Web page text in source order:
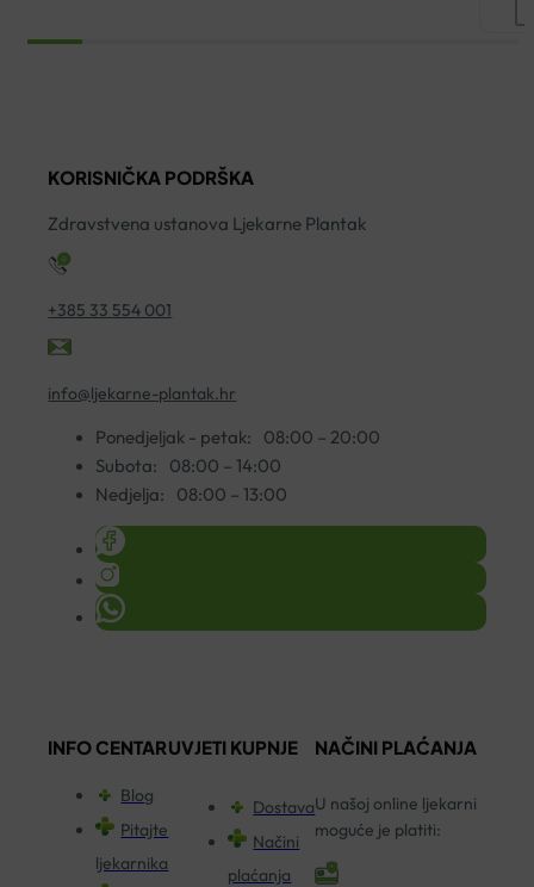
KORISNIČKA PODRŠKA
Zdravstvena ustanova Ljekarne Plantak
+385 33 554 001
info@ljekarne-plantak.hr
Ponedjeljak - petak:
08:00 – 20:00
Subota:
08:00 – 14:00
Nedjelja:
08:00 – 13:00
INFO CENTAR
Blog
Pitajte
ljekarnika
UVJETI KUPNJE
Dostava
Načini
plaćanja
NAČINI PLAĆANJA
U našoj online ljekarni
moguće je platiti: